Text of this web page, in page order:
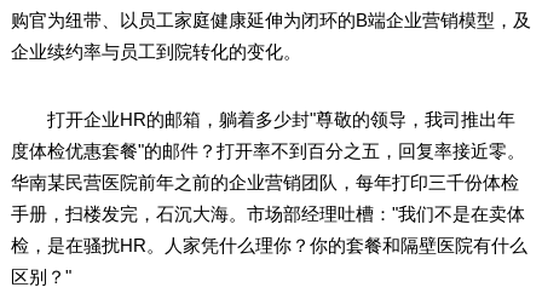
购官为纽带、以员工家庭健康延伸为闭环的B端企业营销模型，及
企业续约率与员工到院转化的变化。
打开企业HR的邮箱，躺着多少封"尊敬的领导，我司推出年
度体检优惠套餐"的邮件？打开率不到百分之五，回复率接近零。
华南某民营医院前年之前的企业营销团队，每年打印三千份体检
手册，扫楼发完，石沉大海。市场部经理吐槽："我们不是在卖体
检，是在骚扰HR。人家凭什么理你？你的套餐和隔壁医院有什么
区别？"